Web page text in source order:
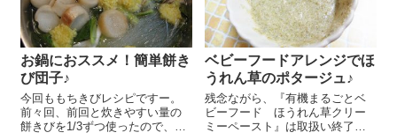
お鍋におススメ！簡単餅き
び団子♪
今回ももちきびレシピですー。
前々回、前回と炊きやすい量の
餅きびを1/3ずつ使ったので、今
ベビーフードアレンジでほ
うれん草のポタージュ♪
残念ながら、『有機まるごとベ
ビーフード ほうれん草クリー
ミーペースト』は取扱い終了と